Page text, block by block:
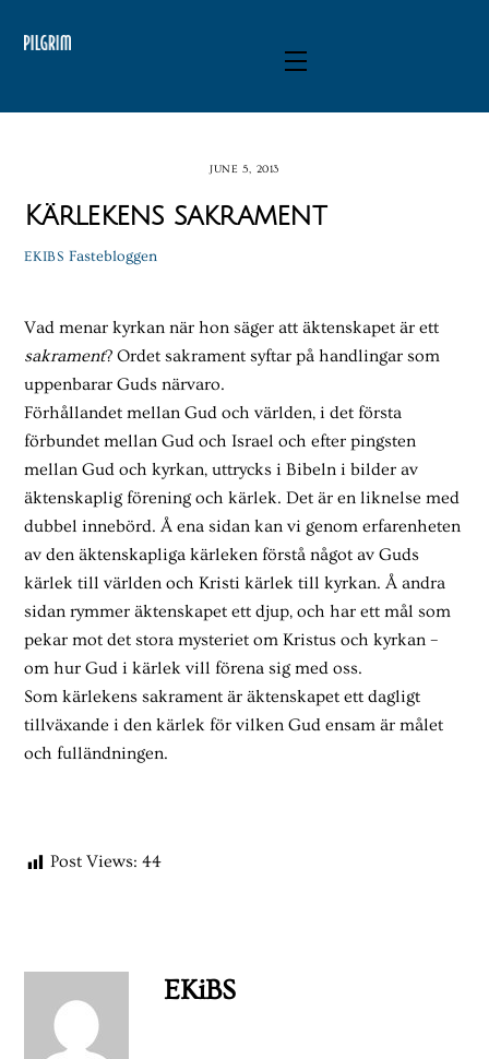
Menu
JUNE 5, 2013
Kärlekens sakrament
EKIBS Fastebloggen
Vad menar kyrkan när hon säger att äktenskapet är ett
sakrament? Ordet sakrament syftar på handlingar som
uppenbarar Guds närvaro.
Förhållandet mellan Gud och världen, i det första
förbundet mellan Gud och Israel och efter pingsten
mellan Gud och kyrkan, uttrycks i Bibeln i bilder av
äktenskaplig förening och kärlek. Det är en liknelse med
dubbel innebörd. Å ena sidan kan vi genom erfarenheten
av den äktenskapliga kärleken förstå något av Guds
kärlek till världen och Kristi kärlek till kyrkan. Å andra
sidan rymmer äktenskapet ett djup, och har ett mål som
pekar mot det stora mysteriet om Kristus och kyrkan –
om hur Gud i kärlek vill förena sig med oss.
Som kärlekens sakrament är äktenskapet ett dagligt
tillväxande i den kärlek för vilken Gud ensam är målet
och fulländningen.
Post Views: 44
EKiBS